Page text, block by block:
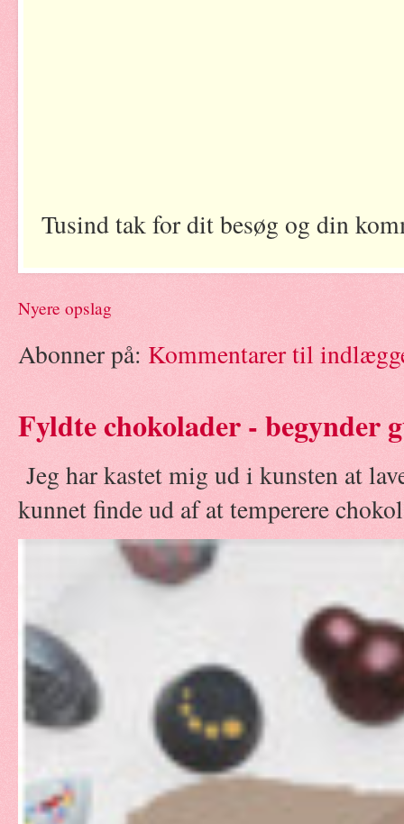
Tusind tak for dit besøg og din
Nyere opslag
Abonner på: Kommentarer til
Fyldte chokolader - begynder
Jeg har kastet mig ud i kunsten at
kunnet finde ud af at temperere